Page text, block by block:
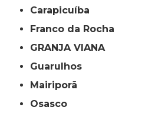
Carapicuíba
Franco da Rocha
GRANJA VIANA
Guarulhos
Mairiporã
Osasco